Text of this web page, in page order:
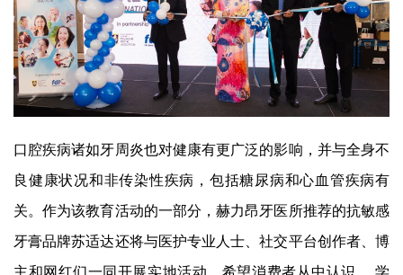
口腔疾病诸如牙周炎也对健康有更广泛的影响，并与全身不
良健康状况和非传染性疾病，包括糖尿病和心血管疾病有
关。作为该教育活动的一部分，赫力昂牙医所推荐的抗敏感
牙膏品牌苏适达还将与医护专业人士、社交平台创作者、博